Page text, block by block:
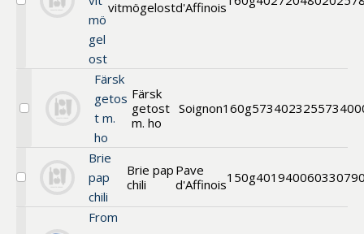
Välj
mö
gel
ost
vitmögelostd'Affinois
Välj
honung
Färsk
getos
t m.
ho
Färsk
getost
m. ho
Soignon160g5734
Välj
Paprika
Brie
pap
chili
Brie pap
chili
Pave
d'Affinois150g40194006
From